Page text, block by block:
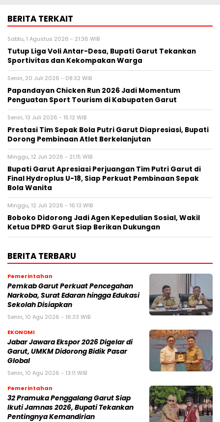
BERITA TERKAIT
Sabtu, 1 Agustus 2026 - 21:36 WIB
Tutup Liga Voli Antar-Desa, Bupati Garut Tekankan
Sportivitas dan Kekompakan Warga
Senin, 20 Juli 2026 - 08:32 WIB
Papandayan Chicken Run 2026 Jadi Momentum
Penguatan Sport Tourism di Kabupaten Garut
Senin, 13 Juli 2026 - 15:12 WIB
Prestasi Tim Sepak Bola Putri Garut Diapresiasi, Bupati
Dorong Pembinaan Atlet Berkelanjutan
Minggu, 12 Juli 2026 - 21:15 WIB
Bupati Garut Apresiasi Perjuangan Tim Putri Garut di
Final Hydroplus U-18, Siap Perkuat Pembinaan Sepak
Bola Wanita
Minggu, 12 Juli 2026 - 16:13 WIB
Boboko Didorong Jadi Agen Kepedulian Sosial, Wakil
Ketua DPRD Garut Siap Berikan Dukungan
BERITA TERBARU
Pemerintahan
Pemkab Garut Perkuat Pencegahan
Narkoba, Surat Edaran hingga Edukasi
Sekolah Disiapkan
Senin, 10 Agu 2026 - 16:33 WIB
EKONOMI
Jabar Jawara Ekspor 2026 Digelar di
Garut, UMKM Didorong Bidik Pasar
Global
Senin, 10 Agu 2026 - 13:11 WIB
Pemerintahan
32 Pramuka Penggalang Garut Siap
Ikuti Jamnas 2026, Bupati Tekankan
Pentingnya Kemandirian